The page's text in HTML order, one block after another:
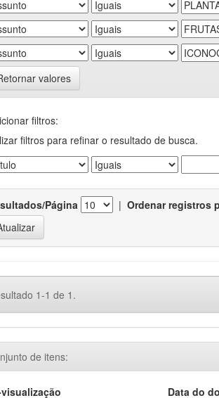
valores
filtros:
filtros para refinar o resultado de busca.
Página | Ordenar registros
1-1 de 1.
de itens:
visualização Data do